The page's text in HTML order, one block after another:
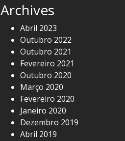
Archives
Abril 2023
Outubro 2022
Outubro 2021
Fevereiro 2021
Outubro 2020
Março 2020
Fevereiro 2020
Janeiro 2020
Dezembro 2019
Abril 2019